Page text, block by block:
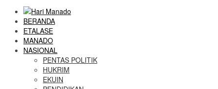
BERANDA
ETALASE
MANADO
NASIONAL
PENTAS POLITIK
HUKRIM
EKUIN